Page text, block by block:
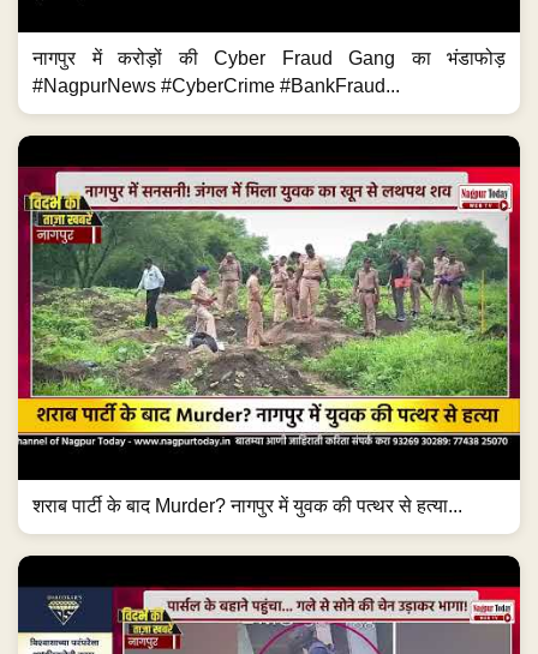
नागपुर में करोड़ों की Cyber Fraud Gang का भंडाफोड़
#NagpurNews #CyberCrime #BankFraud...
शराब पार्टी के बाद Murder? नागपुर में युवक की पत्थर से हत्या...